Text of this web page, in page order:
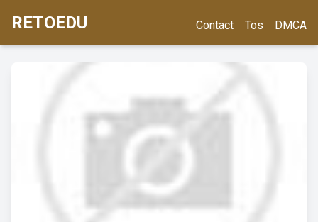
RETOEDU Contact Tos DMCA